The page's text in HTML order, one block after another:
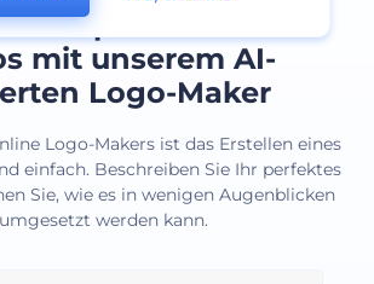
Sie professionelle
mit unserem AI-
Logo-Maker
Logo-Makers ist das Erstellen eines
einfach. Beschreiben Sie Ihr perfektes
Sie, wie es in wenigen Augenblicken
umgesetzt werden kann.